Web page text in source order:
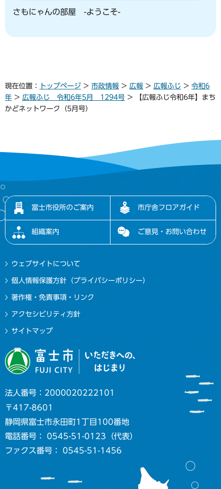
さもにゃんの部屋 -ようこそ-
現在位置： トップページ > 市政情報 > 広報 > 広報ふじ > 令和6
年 > 広報ふじ 令和6年5月 1294号 > 【広報ふじ令和6年】まち
かどネットワーク（5月号）
富士市役所のご案内 市庁舎フロアガイド
組織案内 ご意見・お問い合わせ
ウェブサイトについて
個人情報保護方針（プライバシーポリシー）
著作権・免責事項・リンク
アクセシビリティ方針
サイトマップ
法人番号：2000020222101
〒417-8601
静岡県富士市永田町1丁目100番地
電話番号： 0545-51-0123（代表）
ファクス番号： 0545-51-1456